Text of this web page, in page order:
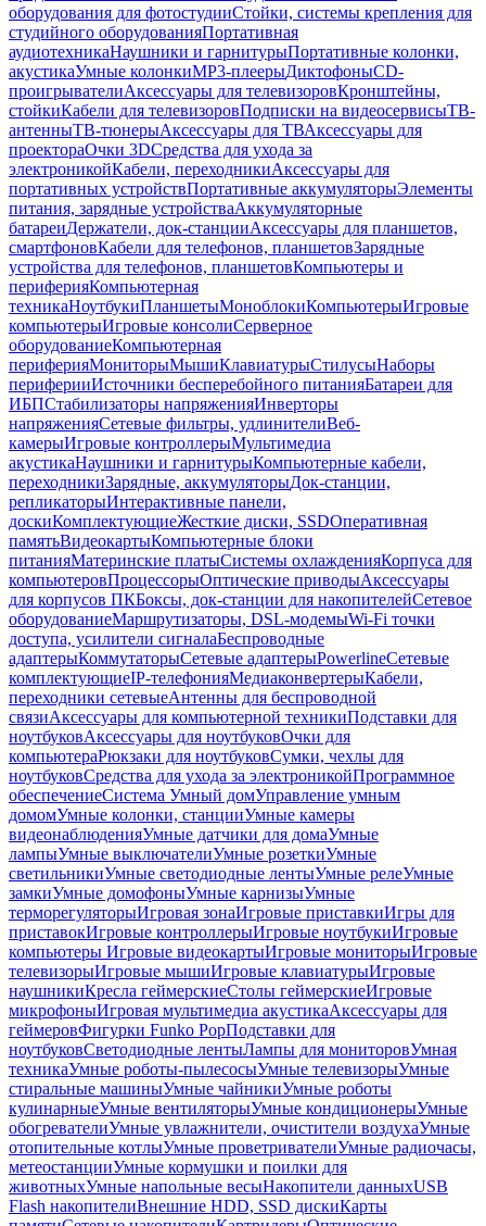
оборудования для фотостудииСтойки, системы крепления для
студийного оборудованияПортативная
аудиотехникаНаушники и гарнитурыПортативные колонки,
акустикаУмные колонкиMP3-плеерыДиктофоныCD-
проигрывателиАксессуары для телевизоровКронштейны,
стойкиКабели для телевизоровПодписки на видеосервисыТВ-
антенныТВ-тюнерыАксессуары для ТВАксессуары для
проектораОчки 3DСредства для ухода за
электроникойКабели, переходникиАксессуары для
портативных устройствПортативные аккумуляторыЭлементы
питания, зарядные устройстваАккумуляторные
батареиДержатели, док-станцииАксессуары для планшетов,
смартфоновКабели для телефонов, планшетовЗарядные
устройства для телефонов, планшетовКомпьютеры и
периферияКомпьютерная
техникаНоутбукиПланшетыМоноблокиКомпьютерыИгровые
компьютерыИгровые консолиСерверное
оборудованиеКомпьютерная
периферияМониторыМышиКлавиатурыСтилусыНаборы
периферииИсточники бесперебойного питанияБатареи для
ИБПСтабилизаторы напряженияИнверторы
напряженияСетевые фильтры, удлинителиВеб-
камерыИгровые контроллерыМультимедиа
акустикаНаушники и гарнитурыКомпьютерные кабели,
переходникиЗарядные, аккумуляторыДок-станции,
репликаторыИнтерактивные панели,
доскиКомплектующиеЖесткие диски, SSDОперативная
памятьВидеокартыКомпьютерные блоки
питанияМатеринские платыСистемы охлажденияКорпуса для
компьютеровПроцессорыОптические приводыАксессуары
для корпусов ПКБоксы, док-станции для накопителейСетевое
оборудованиеМаршрутизаторы, DSL-модемыWi-Fi точки
доступа, усилители сигналаБеспроводные
адаптерыКоммутаторыСетевые адаптерыPowerlineСетевые
комплектующиеIP-телефонияМедиаконвертерыКабели,
переходники сетевыеАнтенны для беспроводной
связиАксессуары для компьютерной техникиПодставки для
ноутбуковАксессуары для ноутбуковОчки для
компьютераРюкзаки для ноутбуковСумки, чехлы для
ноутбуковСредства для ухода за электроникойПрограммное
обеспечениеСистема Умный домУправление умным
домомУмные колонки, станцииУмные камеры
видеонаблюденияУмные датчики для домаУмные
лампыУмные выключателиУмные розеткиУмные
светильникиУмные светодиодные лентыУмные релеУмные
замкиУмные домофоныУмные карнизыУмные
терморегуляторыИгровая зонаИгровые приставкиИгры для
приставокИгровые контроллерыИгровые ноутбукиИгровые
компьютеры Игровые видеокартыИгровые мониторыИгровые
телевизорыИгровые мышиИгровые клавиатурыИгровые
наушникиКресла геймерскиеСтолы геймерскиеИгровые
микрофоныИгровая мультимедиа акустикаАксессуары для
геймеровФигурки Funko PopПодставки для
ноутбуковСветодиодные лентыЛампы для мониторовУмная
техникаУмные роботы-пылесосыУмные телевизорыУмные
стиральные машиныУмные чайникиУмные роботы
кулинарныеУмные вентиляторыУмные кондиционерыУмные
обогревателиУмные увлажнители, очистители воздухаУмные
отопительные котлыУмные проветривателиУмные радиочасы,
метеостанцииУмные кормушки и поилки для
животныхУмные напольные весыНакопители данныхUSB
Flash накопителиВнешние HDD, SSD дискиКарты